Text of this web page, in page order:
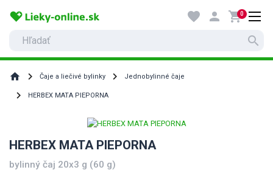
search
favorite person shopping_cart0
home Čaje a liečivé bylinky Jednobylinné čaje
HERBEX MATA PIEPORNA
HERBEX MATA PIEPORNA
bylinný čaj 20x3 g (60 g)